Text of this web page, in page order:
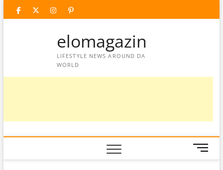
facebooktwitter
instagram
googleplus
pinterest
elomagazin
LIFESTYLE NEWS AROUND DA
WORLD
M
e